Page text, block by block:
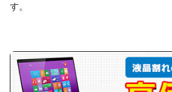
す。